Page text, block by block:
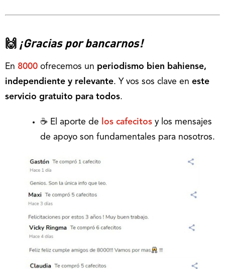
🙌 ¡Gracias por bancarnos!
En 8000 ofrecemos un periodismo bien bahiense,
independiente y relevante. Y vos sos clave en este
servicio gratuito para todos.
☕ El aporte de los cafecitos y los mensajes
de apoyo son fundamentales para nosotros.